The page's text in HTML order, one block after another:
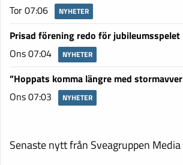
Tor 07:06
NYHETER
Prisad förening redo för jubileumsspelet
Ons 07:04
NYHETER
”Hoppats komma längre med
Ons 07:03
NYHETER
Senaste nytt från Sveagruppen Media